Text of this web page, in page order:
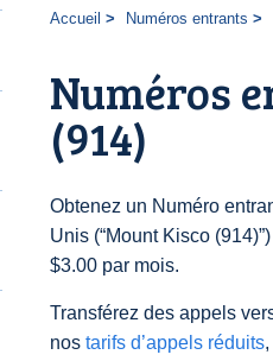
Accueil Numéros entrants
Numéros
(914)
Obtenez un Numéro
Unis (“Mount Kisco
$3.00 par mois.
Transférez des appels
nos tarifs d’appels réduits